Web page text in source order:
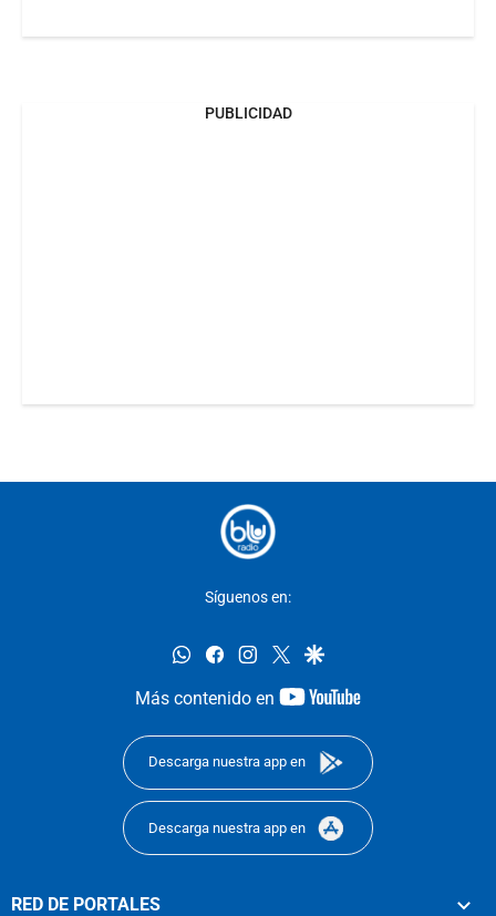
PUBLICIDAD
Síguenos en:
whatsappfacebookinstagram
twittergoogle
Más contenido en
youtube-
Descarga nuestra app en
Descarga nuestra app en
RED DE PORTALES